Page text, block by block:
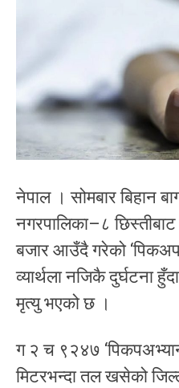
नेपाल । सोमबार बिहान
नगरपालिका–८
बजार आउँदै गरेको
व्यार्थला नजिकै दुर्घटना
मृत्यु भएको छ ।
ग २ च ९२४७
मिटरभन्दा तल खसेको